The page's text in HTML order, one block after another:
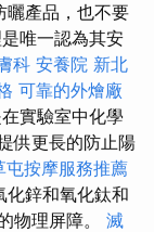
曬產品，也不要
唯一認為其安
科 安養院 新北
可靠的外燴廠
實驗室中化學
供更長的防止陽
屯按摩服務推薦
化鋅和氧化鈦和
物理屏障。 滅